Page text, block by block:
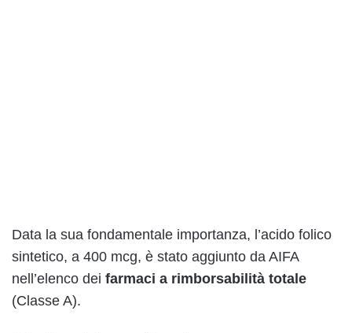
Data la sua fondamentale importanza, l’acido folico
sintetico, a 400 mcg, è stato aggiunto da AIFA
nell’elenco dei farmaci a rimborsabilità totale
(Classe A).